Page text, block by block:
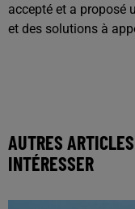
accepté et a proposé
et des solutions à
AUTRES
INTÉRESSER